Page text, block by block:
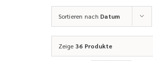
Sortieren nach Datum
Zeige 36 Produkte